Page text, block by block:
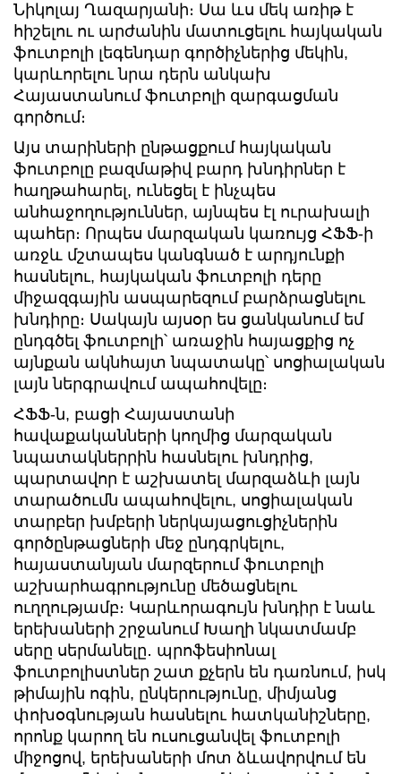
Նիկոլայ Ղազարյանի։ Սա ևս մեկ առիթ է
հիշելու ու արժանին մատուցելու հայկական
ֆուտբոլի լեգենդար գործիչներից մեկին,
կարևորելու նրա դերն անկախ
Հայաստանում ֆուտբոլի զարգացման
գործում։
Այս տարիների ընթացքում հայկական
ֆուտբոլը բազմաթիվ բարդ խնդիրներ է
հաղթահարել, ունեցել է ինչպես
անհաջողություններ, այնպես էլ ուրախալի
պահեր։ Որպես մարզական կառույց ՀՖՖ-ի
առջև մշտապես կանգնած է արդյունքի
հասնելու, հայկական ֆուտբոլի դերը
միջազգային ասպարեզում բարձրացնելու
խնդիրը։ Սակայն այսօր ես ցանկանում եմ
ընդգծել ֆուտբոլի՝ առաջին հայացքից ոչ
այնքան ակնհայտ նպատակը՝ սոցիալական
լայն ներգրավում ապահովելը։
ՀՖՖ-ն, բացի Հայաստանի
հավաքականների կողմից մարզական
նպատակներրին հասնելու խնդրից,
պարտավոր է աշխատել մարզաձևի լայն
տարածումն ապահովելու, սոցիալական
տարբեր խմբերի ներկայացուցիչներին
գործընթացների մեջ ընդգրկելու,
հայաստանյան մարզերում ֆուտբոլի
աշխարհագրությունը մեծացնելու
ուղղությամբ։ Կարևորագույն խնդիր է նաև
երեխաների շրջանում Խաղի նկատմամբ
սերը սերմանելը․ պրոֆեսիոնալ
ֆուտբոլիստներ շատ քչերն են դառնում, իսկ
թիմային ոգին, ընկերությունը, միմյանց
փոխօգնության հասնելու հատկանիշները,
որոնք կարող են ուսուցանվել ֆուտբոլի
միջոցով, երեխաների մոտ ձևավորվում են